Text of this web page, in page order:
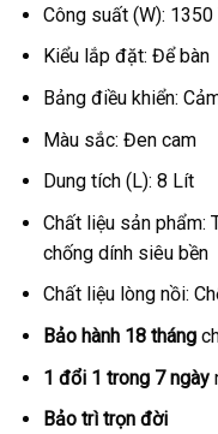
Công suất (W): 1350
Kiểu lắp đặt: Để bàn
Bảng điều khiển:
Màu sắc: Đen cam
Dung tích (L): 8 Lít
Chất liệu sản phẩm:
chống dính siêu bền
Chất liệu lòng nồi:
Bảo hành 18 tháng
1 đổi 1 trong 7 ngày
Bảo trì trọn đời